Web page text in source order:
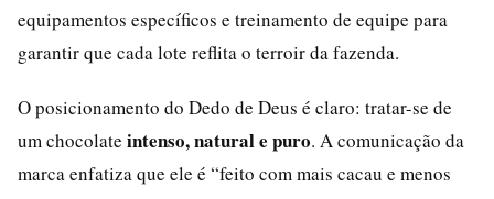
equipamentos específicos e treinamento de equipe para
garantir que cada lote reflita o terroir da fazenda.
O posicionamento do Dedo de Deus é claro: tratar-se de
um chocolate intenso, natural e puro. A comunicação da
marca enfatiza que ele é “feito com mais cacau e menos